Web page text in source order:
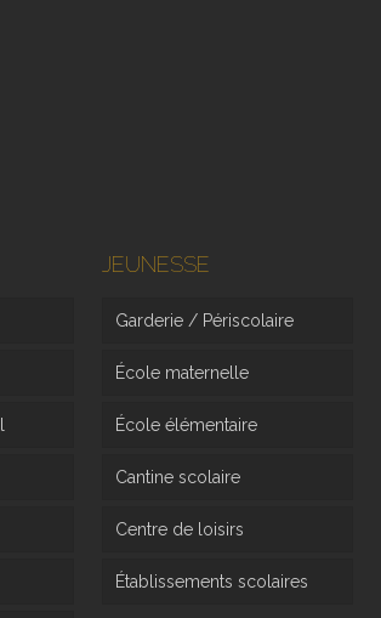
JEUNESSE
Garderie / Périscolaire
École maternelle
École élémentaire
Cantine scolaire
Centre de loisirs
Établissements scolaires